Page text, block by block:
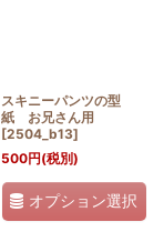
スキニーパンツの型
紙 お兄さん用
[2504_b13]
500円(税別)
オプション選択